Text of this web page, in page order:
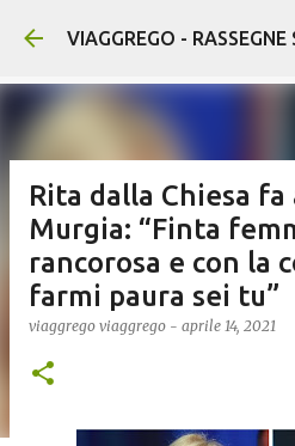
Passa ai
VIAGGREGO - RASSEGNE
Rita dalla Chiesa fa
Murgia: “Finta
rancorosa e con la
farmi paura sei tu”
viaggrego viaggrego - aprile 14, 2021